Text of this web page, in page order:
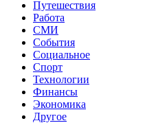
Путешествия
Работа
СМИ
События
Социальное
Спорт
Технологии
Финансы
Экономика
Другое